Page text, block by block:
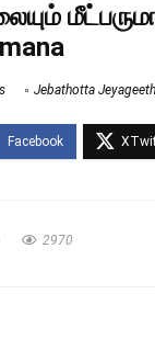
Jebathotta
2970